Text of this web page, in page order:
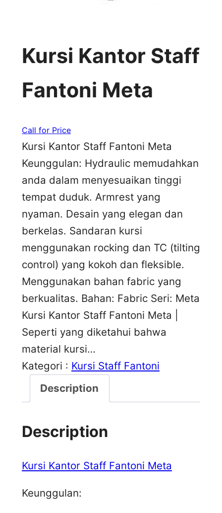
Kursi Kantor Staff
Fantoni Meta
Call for Price
Kursi Kantor Staff Fantoni Meta
Keunggulan: Hydraulic memudahkan
anda dalam menyesuaikan tinggi
tempat duduk. Armrest yang
nyaman. Desain yang elegan dan
berkelas. Sandaran kursi
menggunakan rocking dan TC (tilting
control) yang kokoh dan fleksible.
Menggunakan bahan fabric yang
berkualitas. Bahan: Fabric Seri: Meta
Kursi Kantor Staff Fantoni Meta |
Seperti yang diketahui bahwa
material kursi…
Kategori : Kursi Staff Fantoni
Description
Description
Kursi Kantor Staff Fantoni Meta
Keunggulan: